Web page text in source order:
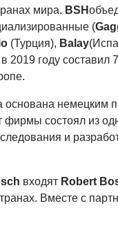
мира. BSH
(
(Турция), Balay
2019 году составил
основана немецким
состоял из
и
входят Robert
Вместе с